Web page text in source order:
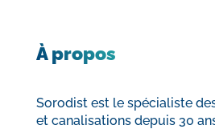
À propos
Sorodist est le spécialiste
et canalisations depuis 30